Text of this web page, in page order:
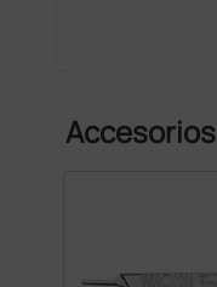
Accesorios